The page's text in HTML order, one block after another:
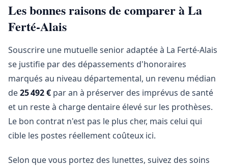
Les bonnes raisons de comparer à La
Ferté-Alais
Souscrire une mutuelle senior adaptée à La Ferté-Alais
se justifie par des dépassements d'honoraires
marqués au niveau départemental, un revenu médian
de25 492 € par an à préserver des imprévus de santé
et un reste à charge dentaire élevé sur les prothèses.
Le bon contrat n'est pas le plus cher, mais celui qui
cible les postes réellement coûteux ici.
Selon que vous portez des lunettes, suivez des soins